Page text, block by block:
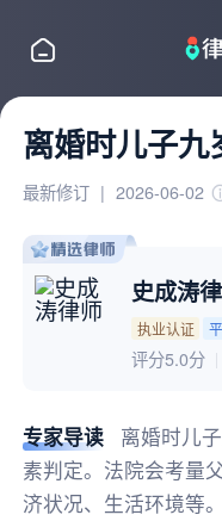
离婚时儿子
最新修订 | 2026-06-02
史成涛
执业认证
评分5.0分
专家导读
离婚时儿
素判定。法院会考量
济状况、生活环境等